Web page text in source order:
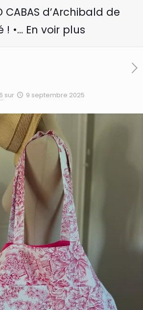
CABAS d’Archibald de
! •… En voir plus
sur 9 septembre 2025